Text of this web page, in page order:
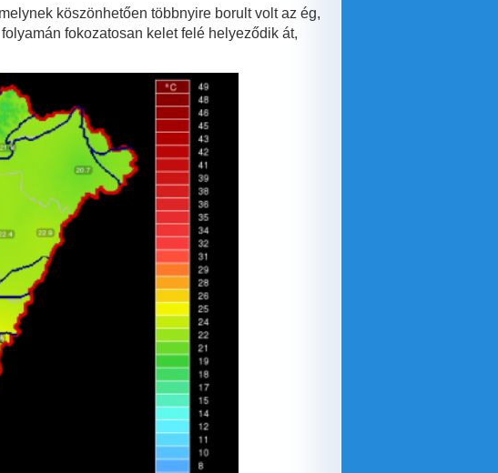
köszönhetően többnyire borult volt az ég,
fokozatosan kelet felé helyeződik át,